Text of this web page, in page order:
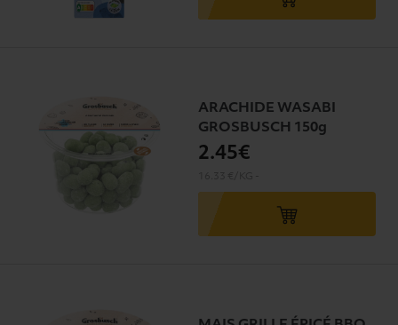
ARACHIDE WASABI
GROSBUSCH 150g
2.45€